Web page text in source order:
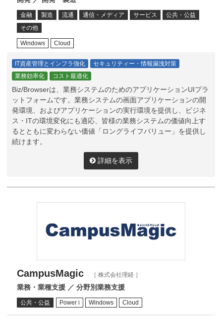
金融 製造 流通 通信・メディア サービス
公共・公益
その他
Windows Cloud
IT資産管理とインフラ強化
セキュリティー・情報漏洩対策
業務効率化
コスト最適化
Biz/Browserは、業務システムのためのアプリケーションUIプラ
ットフォームです。業務システムの画面アプリケーションの開
発環境、およびアプリケーションの実行環境を提供し、ビジネ
ス・ITの環境変化にも適応、皆様の業務システムの価値向上す
るとともに変わらない価値「ロングライフバリュー」を提供し
続けます。
詳細を表示
CampusMagic ［ 株式会社理経 ］
業務・業種支援 ／ 分野別業務支援
公共・公益 Power i Windows Cloud